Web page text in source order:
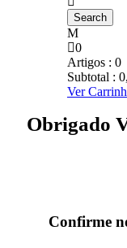
0
Artigos : 0
Subtotal :
Ver
Obrigado
Confirme